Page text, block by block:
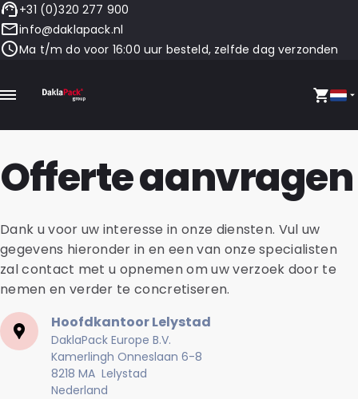
+31 (0)320 277 900
info@daklapack.nl
Ma t/m do voor 16:00 uur besteld, zelfde dag verzonden
Offerte aanvragen
Dank u voor uw interesse in onze diensten. Vul uw
gegevens hieronder in en een van onze specialisten
zal contact met u opnemen om uw verzoek door te
nemen en verder te concretiseren.
Hoofdkantoor Lelystad
DaklaPack Europe B.V.
Kamerlingh Onneslaan 6-8
8218 MA Lelystad
Nederland